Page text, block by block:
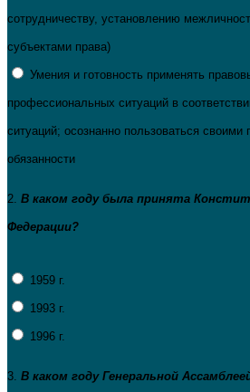
сотрудничеству, установлению
субъектами права)
Умения и готовность применять
профессиональных ситуаций в
ситуаций; осознанно пользоваться
обязанности
2. В каком году была принята
Федерации?
1959 г.
1993 г.
1996 г.
3. В каком году Генеральной